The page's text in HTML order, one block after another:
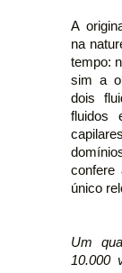
A
na
tempo:
sim a
dois
fluidos
único
Um
10.000